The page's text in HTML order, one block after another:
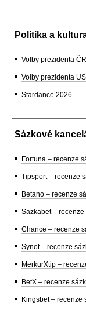
Politika a
Volby prezidenta
Volby prezidenta
Stardance 2026
Sázkové
Fortuna – recenze
Tipsport – recenze
Betano – recenze
Sazkabet –
Chance – recenze
Synot – recenze
MerkurXtip –
BetX – recenze
Kingsbet – recenze